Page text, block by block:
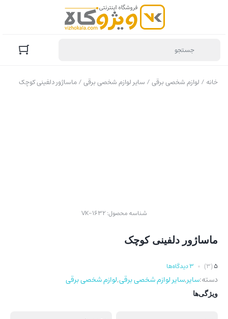
خانه / لوازم شخصی برقی/ سایر لوازم شخصی برقی/ ماساژور دلفینی کوچک
شناسه محصول:VK-1632
ماساژور دلفینی کوچک
5
(3) 3 دیدگاه‌ها
دسته:سایر,سایر لوازم شخصی برقی,لوازم شخصی برقی
ویژگی‌ها